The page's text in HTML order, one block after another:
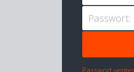
Passwort: